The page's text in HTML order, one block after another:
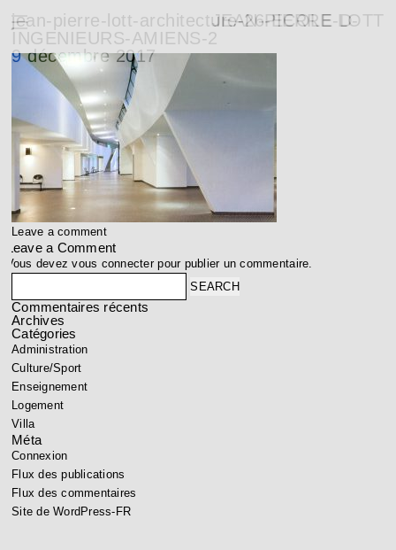
JEAN-PIERRE LOTT
jean-pierre-lott-architecture-26-ECOLE-D-
INGENIEURS-AMIENS-2
9 décembre 2017
Leave a comment
Leave a Comment
Vous devezvous connecterpour publier un commentaire.
Commentaires récents
Archives
Catégories
Administration
Culture/Sport
Enseignement
Logement
Villa
Méta
Connexion
Flux des publications
Flux des commentaires
Site de WordPress-FR